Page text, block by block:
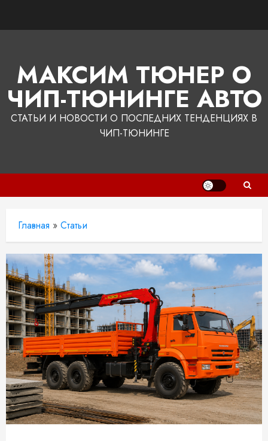
МАКСИМ ТЮНЕР О
ЧИП-ТЮНИНГЕ АВТО
СТАТЬИ И НОВОСТИ О ПОСЛЕДНИХ ТЕНДЕНЦИЯХ В
ЧИП-ТЮНИНГЕ
Главная » Статьи